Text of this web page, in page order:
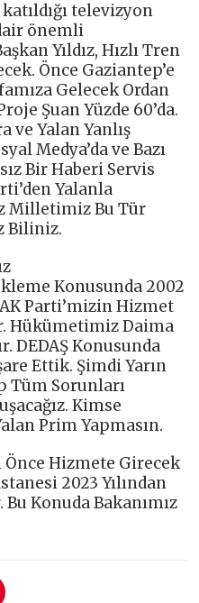
katıldığı televizyon
önemli
Yıldız, Hızlı Tren
Önce Gaziantep’e
Gelecek Ordan
Şuan Yüzde 60’da.
ve Yalan Yanlış
Medya’da ve Bazı
Bir Haberi Servis
Yalanla
Milletimiz Bu Tür
Biliniz.
Konusunda 2002
Parti’mizin Hizmet
Hükümetimiz Daima
DEDAŞ Konusunda
Ettik. Şimdi Yarın
Tüm Sorunları
Kimse
Prim Yapmasın.
Önce Hizmete Girecek
2023 Yılından
Konuda Bakanımız